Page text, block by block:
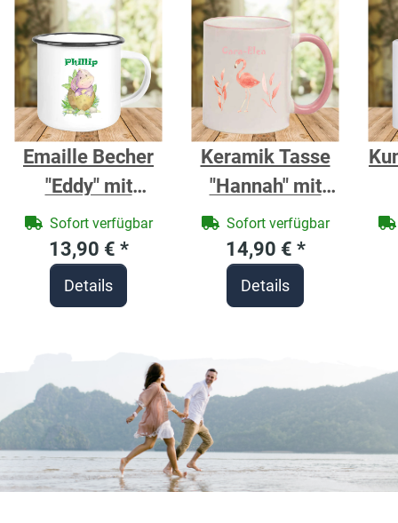
Emaille Becher
"Eddy" mit
Motivdruck Dino
im Ei
personalisierbar
Sofort verfügbar
13,90 € *
Details
Keramik Tasse
"Hannah" mit
farbigen Henkel
und Motivdruck
Rosa Flamingo
personalisierbar
Sofort verfügbar
14,90 € *
Details